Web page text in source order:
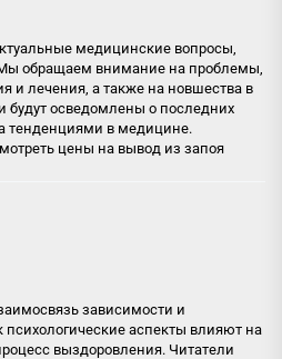
медицинские вопросы,
обращаем внимание на проблемы,
и лечения, а также на новшества в
будут осведомлены о последних
тенденциями в медицине.
цены на вывод из запоя
зависимости и
аспекты влияют на
выздоровления. Читатели